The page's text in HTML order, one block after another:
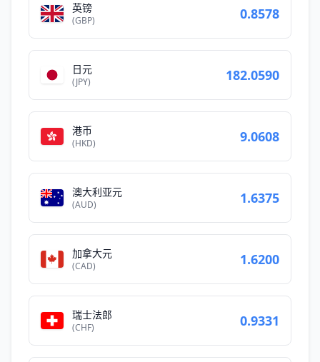
英镑
(GBP) 0.8578
日元
(JPY) 182.0590
港币
(HKD) 9.0608
澳大利亚元
(AUD) 1.6375
加拿大元
(CAD) 1.6200
瑞士法郎
(CHF) 0.9331